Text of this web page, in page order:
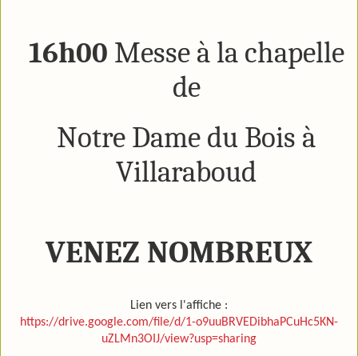
16h00 Messe à la chapelle
de
Notre Dame du Bois à
Villaraboud
VENEZ NOMBREUX
Lien vers l'affiche :
https://drive.google.com/file/d/1-o9uuBRVEDibhaPCuHc5KN-
uZLMn3OIJ/view?usp=sharing